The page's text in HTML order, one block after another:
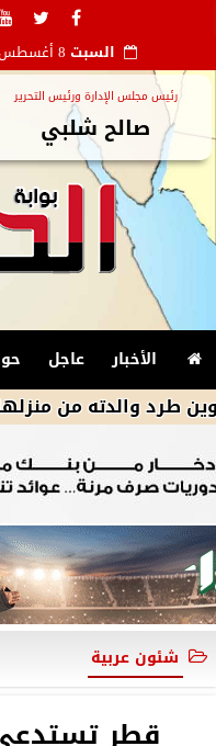
السبت
رئيس مجلس الإدارة ورئيس التحرير
صالح شلبي
الأخبار عاجل
من منزلها في دار
شئون عربية
قطر